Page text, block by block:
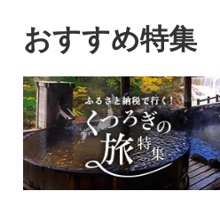
期保存 常温保存 個包装 和食
おすすめ特集